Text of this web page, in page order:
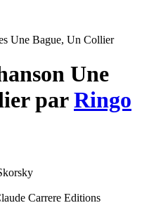
Une Bague, Un Collier
Une
parRingo
Carrere Editions